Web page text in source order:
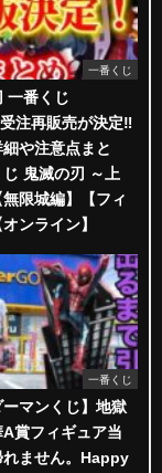
一番くじ
一番くじ
注再販売が決定‼️
や注意点まと
鬼滅の刃 ～上
限城編】【フィ
ンライン】
一番くじ
ーマンくじ】地獄
A賞フィギュア当
れません。Happy